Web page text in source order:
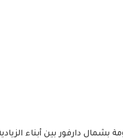
دارفور بين أبناء